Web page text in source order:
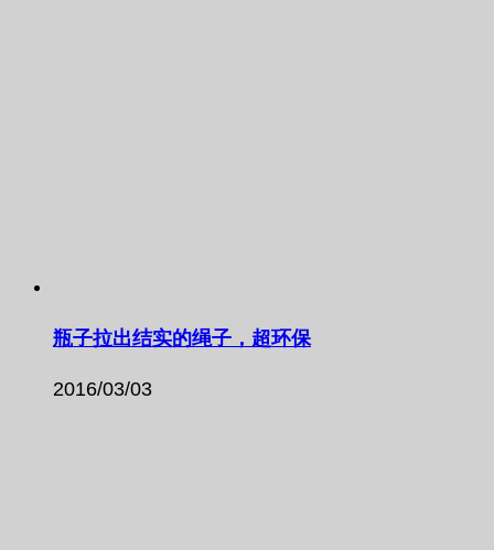
瓶子拉出结实的绳子，超环保
2016/03/03